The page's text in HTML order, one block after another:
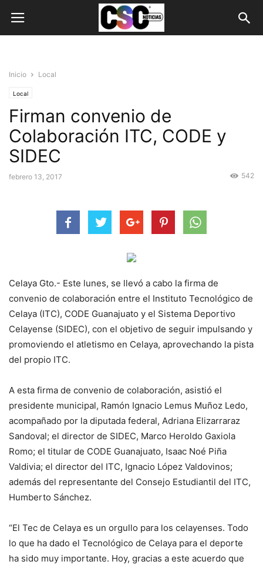
Inicio Local
Local
Firman convenio de
Colaboración ITC, CODE y
SIDEC
febrero 13, 2017 542
Celaya Gto.- Este lunes, se llevó a cabo la firma de
convenio de colaboración entre el Instituto Tecnológico de
Celaya (ITC), CODE Guanajuato y el Sistema Deportivo
Celayense (SIDEC), con el objetivo de seguir impulsando y
promoviendo el atletismo en Celaya, aprovechando la pista
del propio ITC.
A esta firma de convenio de colaboración, asistió el
presidente municipal, Ramón Ignacio Lemus Muñoz Ledo,
acompañado por la diputada federal, Adriana Elizarraraz
Sandoval; el director de SIDEC, Marco Heroldo Gaxiola
Romo; el titular de CODE Guanajuato, Isaac Noé Piña
Valdivia; el director del ITC, Ignacio López Valdovinos;
además del representante del Consejo Estudiantil del ITC,
Humberto Sánchez.
“El Tec de Celaya es un orgullo para los celayenses. Todo
lo que ha dado el Tecnológico de Celaya para el deporte
ha sido muy importante. Hoy, gracias a este acuerdo que